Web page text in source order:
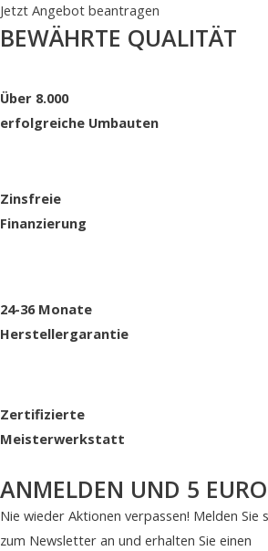
Jetzt Angebot beantragen
BEWÄHRTE QUALITÄT
Über 8.000
erfolgreiche Umbauten
Zinsfreie
Finanzierung
24-36 Monate
Herstellergarantie
Zertifizierte
Meisterwerkstatt
ANMELDEN UND 5
Nie wieder Aktionen verpassen! Melden Sie
zum Newsletter an und erhalten Sie einen